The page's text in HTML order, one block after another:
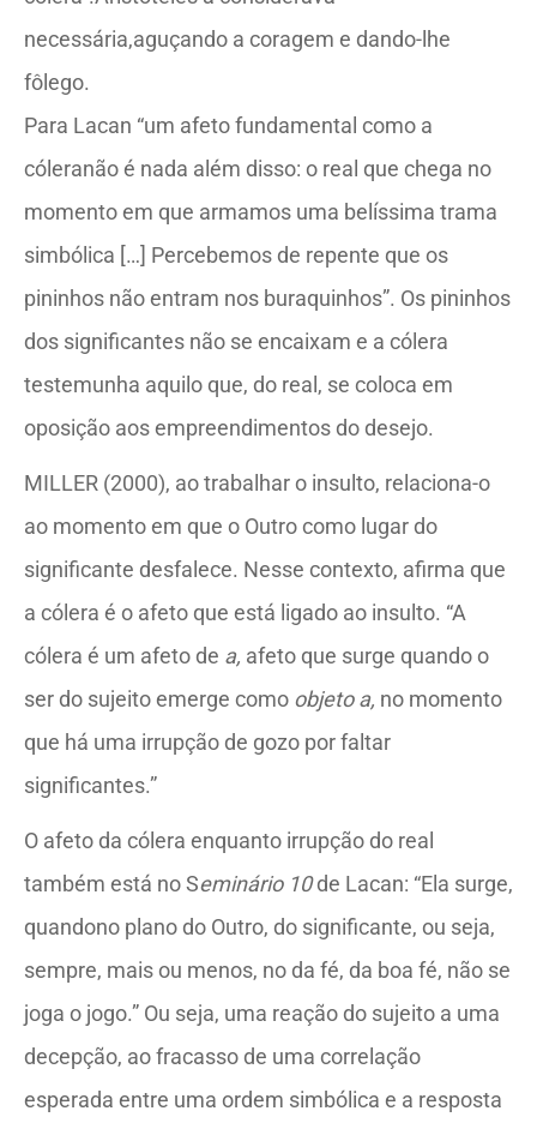
necessária,aguçando a coragem e dando-lhe
fôlego.
Para Lacan “um afeto fundamental como a
cóleranão é nada além disso: o real que chega no
momento em que armamos uma belíssima trama
simbólica […] Percebemos de repente que os
pininhos não entram nos buraquinhos”. Os pininhos
dos significantes não se encaixam e a cólera
testemunha aquilo que, do real, se coloca em
oposição aos empreendimentos do desejo.
MILLER (2000), ao trabalhar o insulto, relaciona-o
ao momento em que o Outro como lugar do
significante desfalece. Nesse contexto, afirma que
a cólera é o afeto que está ligado ao insulto. “A
cólera é um afeto de a, afeto que surge quando o
ser do sujeito emerge como objeto a, no momento
que há uma irrupção de gozo por faltar
significantes.”
O afeto da cólera enquanto irrupção do real
também está no Seminário 10de Lacan: “Ela surge,
quandono plano do Outro, do significante, ou seja,
sempre, mais ou menos, no da fé, da boa fé, não se
joga o jogo.” Ou seja, uma reação do sujeito a uma
decepção, ao fracasso de uma correlação
esperada entre uma ordem simbólica e a resposta